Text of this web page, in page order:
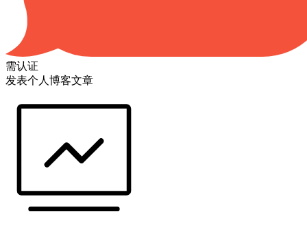
需认证
发表个人博客文章